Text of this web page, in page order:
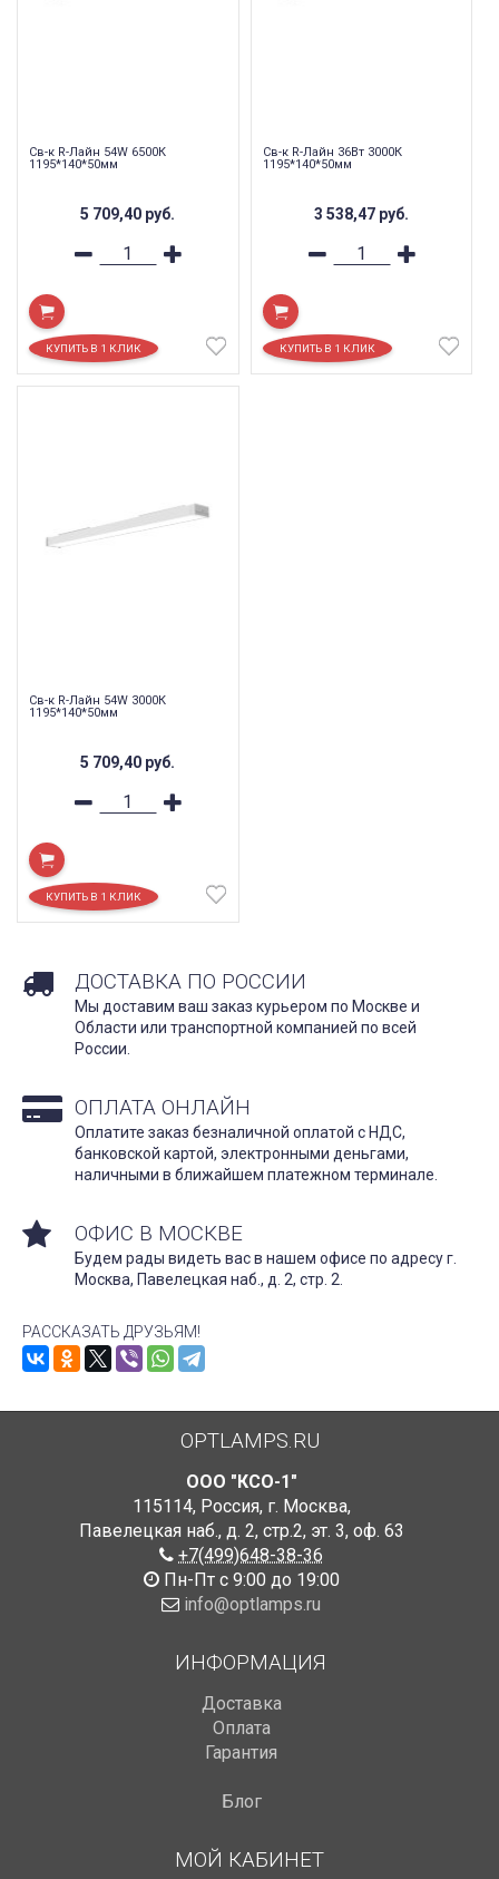
Св-к R-Лайн 54W 6500К
1195*140*50мм
5 709,40 руб.
Св-к R-Лайн 36Вт 3000К
1195*140*50мм
3 538,47 руб.
Св-к R-Лайн 54W 3000К
1195*140*50мм
5 709,40 руб.
ДОСТАВКА ПО РОССИИ
Мы доставим ваш заказ курьером по Москве и
Области или транспортной компанией по всей
России.
ОПЛАТА ОНЛАЙН
Оплатите заказ безналичной оплатой с НДС,
банковской картой, электронными деньгами,
наличными в ближайшем платежном терминале.
ОФИС В МОСКВЕ
Будем рады видеть вас в нашем офисе по адресу г.
Москва, Павелецкая наб., д. 2, стр. 2.
РАССКАЗАТЬ ДРУЗЬЯМ!
OPTLAMPS.RU
ООО "КСО-1"
115114, Россия, г. Москва,
Павелецкая наб., д. 2, стр.2, эт. 3, оф. 63
+7(499)648-38-36
Пн-Пт с 9:00 до 19:00
info@optlamps.ru
ИНФОРМАЦИЯ
Доставка
Оплата
Гарантия
Блог
МОЙ КАБИНЕТ